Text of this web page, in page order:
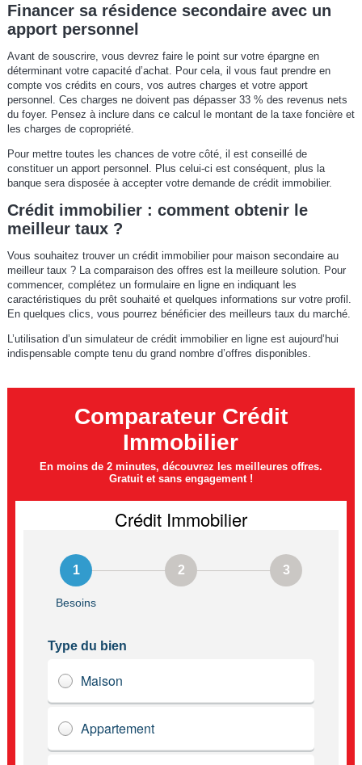
Financer sa résidence secondaire avec un
apport personnel
Avant de souscrire, vous devrez faire le point sur votre épargne en
déterminant votre capacité d’achat. Pour cela, il vous faut prendre en
compte vos crédits en cours, vos autres charges et votre apport
personnel. Ces charges ne doivent pas dépasser 33 % des revenus nets
du foyer. Pensez à inclure dans ce calcul le montant de la taxe foncière et
les charges de copropriété.
Pour mettre toutes les chances de votre côté, il est conseillé de
constituer un apport personnel. Plus celui-ci est conséquent, plus la
banque sera disposée à accepter votre demande de crédit immobilier.
Crédit immobilier : comment obtenir le
meilleur taux ?
Vous souhaitez trouver un crédit immobilier pour maison secondaire au
meilleur taux ? La comparaison des offres est la meilleure solution. Pour
commencer, complétez un formulaire en ligne en indiquant les
caractéristiques du prêt souhaité et quelques informations sur votre profil.
En quelques clics, vous pourrez bénéficier des meilleurs taux du marché.
L’utilisation d’un simulateur de crédit immobilier en ligne est aujourd’hui
indispensable compte tenu du grand nombre d’offres disponibles.
Comparateur Crédit
Immobilier
En moins de 2 minutes, découvrez les meilleures offres.
Gratuit et sans engagement !